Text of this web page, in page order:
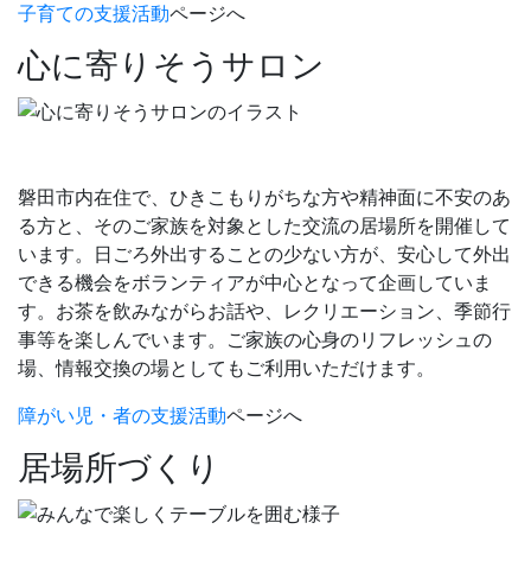
子育ての支援活動ページへ
心に寄りそうサロン
磐田市内在住で、ひきこもりがちな方や精神面に不安のあ
る方と、そのご家族を対象とした交流の居場所を開催して
います。日ごろ外出することの少ない方が、安心して外出
できる機会をボランティアが中心となって企画していま
す。お茶を飲みながらお話や、レクリエーション、季節行
事等を楽しんでいます。ご家族の心身のリフレッシュの
場、情報交換の場としてもご利用いただけます。
障がい児・者の支援活動ページへ
居場所づくり